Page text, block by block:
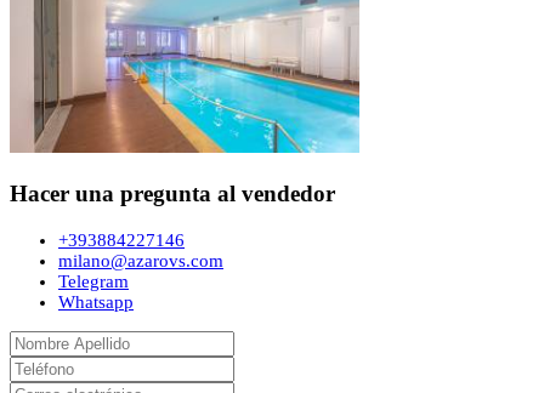
Hacer una pregunta al vendedor
+393884227146
milano@azarovs.com
Telegram
Whatsapp